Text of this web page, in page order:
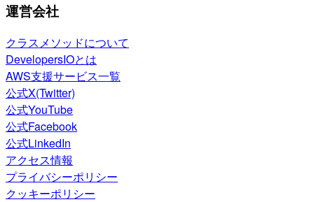
運営会社
クラスメソッドについて
DevelopersIOとは
AWS支援サービス一覧
公式X(Twitter)
公式YouTube
公式Facebook
公式LinkedIn
アクセス情報
プライバシーポリシー
クッキーポリシー